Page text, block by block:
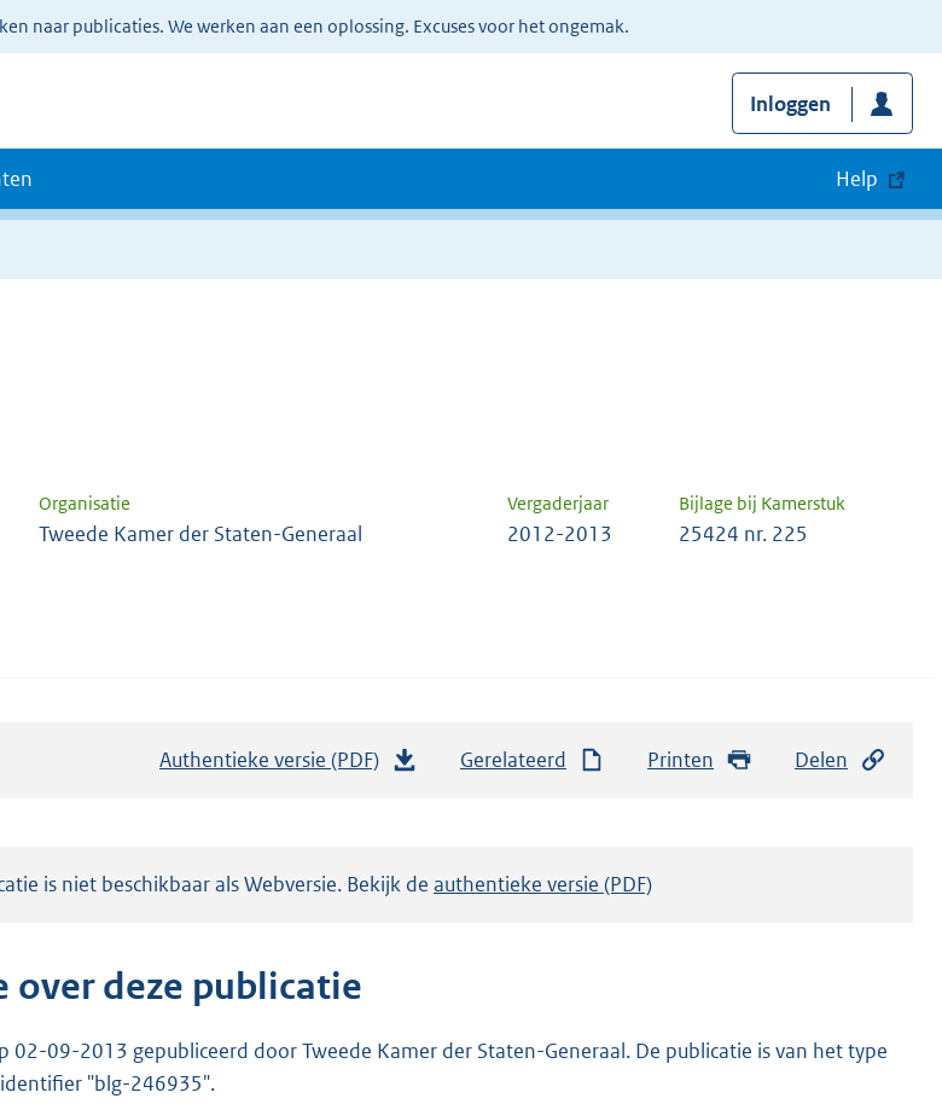
naar publicaties. We werken aan een oplossing. Excuses voor het ongemak.
Inloggen
Help
Organisatie Vergaderjaar Bijlage bij Kamerstuk
Tweede Kamer der Staten-Generaal 2012-2013 25424 nr. 225
Authentieke versie (PDF)
a
r
Gerelateerd Printen Delen
is niet beschikbaar als Webversie. Bekijk de authentieke versie (PDF)
over deze publicatie
02-09-2013 gepubliceerd door Tweede Kamer der Staten-Generaal. De publicatie is van het type
"blg-246935".